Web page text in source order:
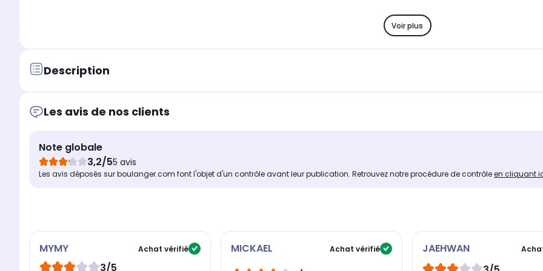
Voir plus
Description
Les avis de nos clients
Note globale
3,2/55 avis
Les avis déposés sur boulanger.com font l'objet d'un contrôle avant leur publication. Retrouvez notre procédure de contrôleen cliquant
MYMY Achat vérifié
3/5
MICKAEL Achat vérifié JAEHWAN